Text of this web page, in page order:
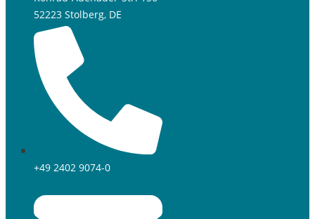
52223 Stolberg, DE
+49 2402 9074-0